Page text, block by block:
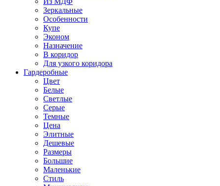
Зеркальные
Особенности
Купе
Эконом
Назначение
В коридор
Для узкого коридора
Гардеробные
Цвет
Белые
Светлые
Серые
Темные
Цена
Элитные
Дешевые
Размеры
Большие
Маленькие
Стиль